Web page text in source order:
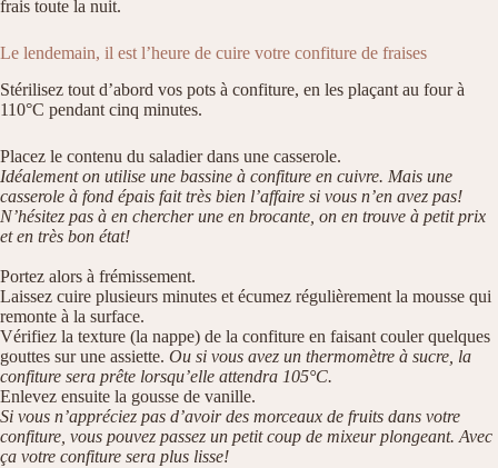
frais toute la nuit.
Le lendemain, il est l’heure de cuire votre confiture de fraises
Stérilisez tout d’abord vos pots à confiture, en les plaçant au four à
110°C pendant cinq minutes.
Placez le contenu du saladier dans une casserole.
Idéalement on utilise une bassine à confiture en cuivre. Mais une
casserole à fond épais fait très bien l’affaire si vous n’en avez pas!
N’hésitez pas à en chercher une en brocante, on en trouve à petit prix
et en très bon état!
Portez alors à frémissement.
Laissez cuire plusieurs minutes et écumez régulièrement la mousse qui
remonte à la surface.
Vérifiez la texture (la nappe) de la confiture en faisant couler quelques
gouttes sur une assiette. Ou si vous avez un thermomètre à sucre, la
confiture sera prête lorsqu’elle attendra 105°C.
Enlevez ensuite la gousse de vanille.
Si vous n’appréciez pas d’avoir des morceaux de fruits dans votre
confiture, vous pouvez passez un petit coup de mixeur plongeant. Avec
ça votre confiture sera plus lisse!